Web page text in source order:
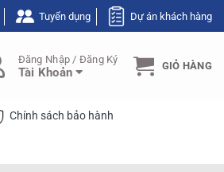
Tuyển dụng Dự án khách hàng
Đăng Nhập / Đăng Ký
Tài Khoản GIỎ HÀNG
Chính sách bảo hành